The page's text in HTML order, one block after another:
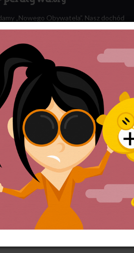
„Nowego Obywatela”. Nasz dochód
»
ciasteczek · Subskrypcja RSS